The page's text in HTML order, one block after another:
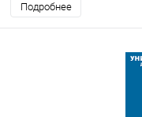
Подробнее